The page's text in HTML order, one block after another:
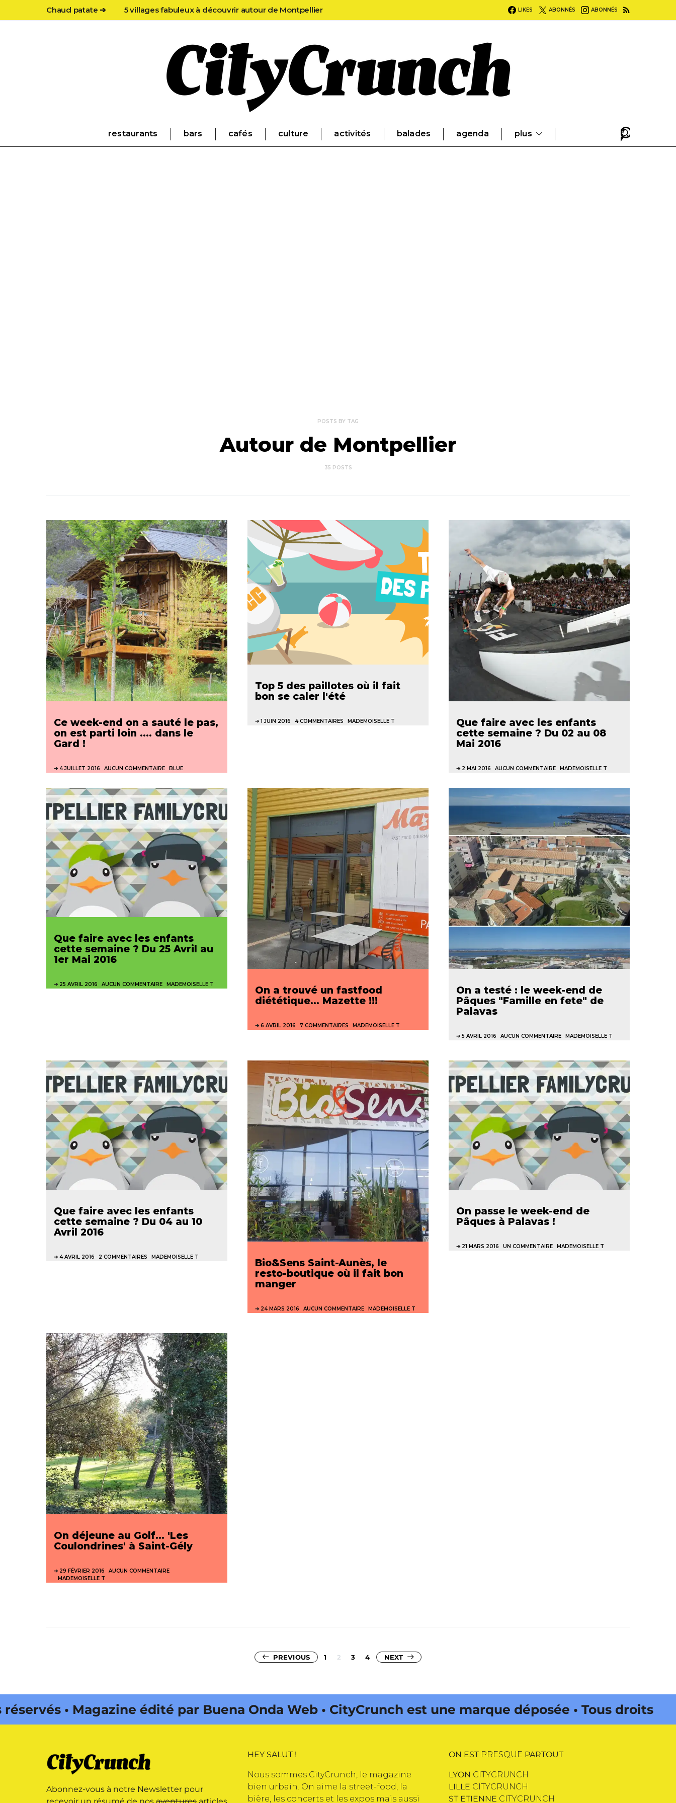
Chaud patate ➔ 5 villages fabuleux à découvrir autour de Montpellier LIKES ABONNÉS ABONNÉS
restaurants bars cafés culture activités balades agenda plus
POSTS BY TAG
Autour de Montpellier
35 POSTS
Ce week-end on a sauté le pas,
on est parti loin …. dans le
Gard !
4 JUILLET 2016 AUCUN COMMENTAIRE BLUE
Top 5 des paillotes où il fait
bon se caler l'été
1 JUIN 2016 4 COMMENTAIRES MADEMOISELLE T
Que faire avec les enfants
cette semaine ? Du 02 au 08
Mai 2016
2 MAI 2016 AUCUN COMMENTAIRE MADEMOISELLE T
Que faire avec les enfants
cette semaine ? Du 25 Avril au
1er Mai 2016
25 AVRIL 2016 AUCUN COMMENTAIRE MADEMOISELLE T
On a trouvé un fastfood
diététique… Mazette !!!
6 AVRIL 2016 7 COMMENTAIRES MADEMOISELLE T
On a testé : le week-end de
Pâques "Famille en fete" de
Palavas
5 AVRIL 2016 AUCUN COMMENTAIRE MADEMOISELLE T
Que faire avec les enfants
cette semaine ? Du 04 au 10
Avril 2016
4 AVRIL 2016 2 COMMENTAIRES MADEMOISELLE T
Bio&Sens Saint-Aunès, le
resto-boutique où il fait bon
manger
24 MARS 2016 AUCUN COMMENTAIRE MADEMOISELLE T
On passe le week-end de
Pâques à Palavas !
21 MARS 2016 UN COMMENTAIRE MADEMOISELLE T
On déjeune au Golf… 'Les
Coulondrines' à Saint-Gély
29 FÉVRIER 2016
AUCUN COMMENTAIRE
MADEMOISELLE T
Pagination
PREVIOUS 1 2 3 4 NEXT
• Magazine édité par Buena Onda Web • CityCrunch est une marque déposée • Tous droits réservés
Abonnez-vous à notre Newsletter pour
HEY SALUT !
Nous sommes CityCrunch, le magazine
bien urbain. On aime la street-food, la
bière, les concerts et les expos mais aussi
ON EST PRESQUE PARTOUT
LYON CITYCRUNCH
LILLE CITYCRUNCH
ST ETIENNE CITYCRUNCH